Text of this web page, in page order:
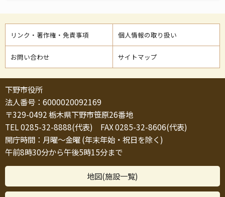
リンク・著作権・免責事項 個人情報の取り扱い
お問い合わせ サイトマップ
下野市役所
法人番号：6000020092169
〒329-0492 栃木県下野市笹原26番地
TEL 0285-32-8888(代表) FAX 0285-32-8606(代表)
開庁時間：月曜～金曜 (年末年始・祝日を除く)
午前8時30分から午後5時15分まで
地図(施設一覧)